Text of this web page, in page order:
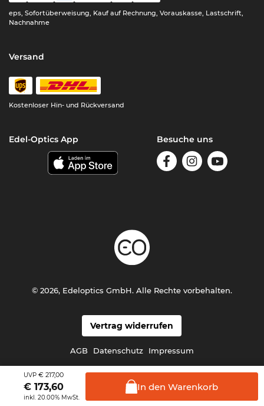
UVP € 217,00
€ 173,60
inkl. 20.00% MwSt.
In den Warenkorb
eps, Sofortüberweisung, Kauf auf Rechnung, Vorauskasse, Lastschrift,
Nachnahme
Versand
Kostenloser Hin- und Rückversand
Edel-Optics App Besuche uns
Vertrag widerrufen
AGB Datenschutz Impressum
© 2026, Edeloptics GmbH. Alle Rechte vorbehalten.